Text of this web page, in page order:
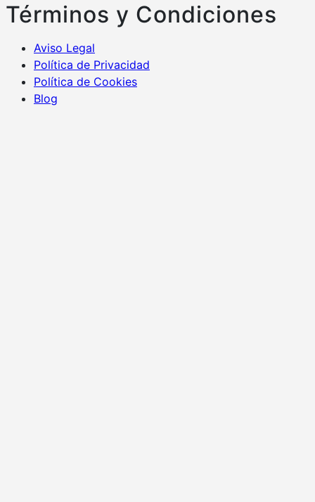
Términos y Condiciones
Aviso Legal
Política de Privacidad
Política de Cookies
Blog